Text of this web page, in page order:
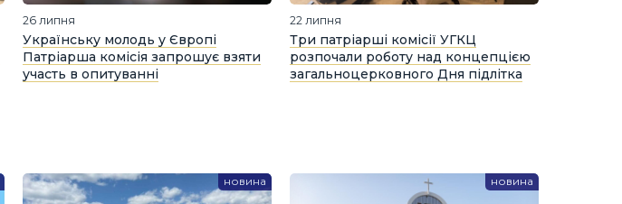
26 липня
Українську молодь у Європі
Патріарша комісія запрошує взяти
участь в опитуванні
22 липня
Три патріарші комісії УГКЦ
розпочали роботу над концепцією
загальноцерковного Дня підлітка
новина новина